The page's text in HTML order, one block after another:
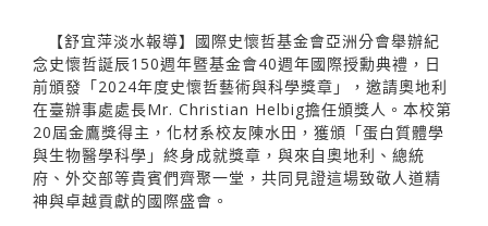
【舒宜萍淡水報導】國際史懷哲基金會亞洲分會舉辦紀
念史懷哲誕辰150週年暨基金會40週年國際授勳典禮，日
前頒發「2024年度史懷哲藝術與科學獎章」，邀請奧地利
在臺辦事處處長Mr. Christian Helbig擔任頒獎人。本校第
20屆金鷹獎得主，化材系校友陳水田，獲頒「蛋白質體學
與生物醫學科學」終身成就獎章，與來自奧地利、總統
府、外交部等貴賓們齊聚一堂，共同見證這場致敬人道精
神與卓越貢獻的國際盛會。